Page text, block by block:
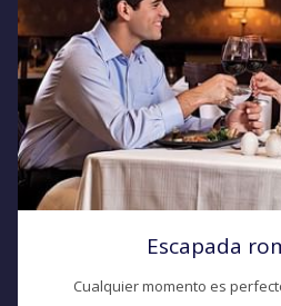
Escapada
Cualquier momento es